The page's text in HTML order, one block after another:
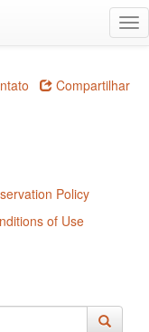
Compartilhar
Policy
of Use